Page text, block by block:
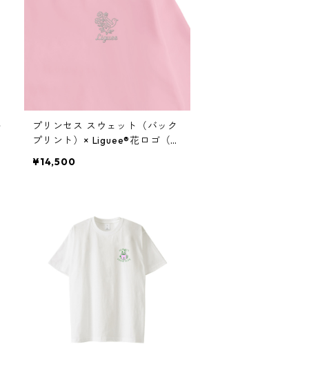
プリンセス スウェット（バック
プリント）× Liguee®️花ロゴ（刺
¥14,500